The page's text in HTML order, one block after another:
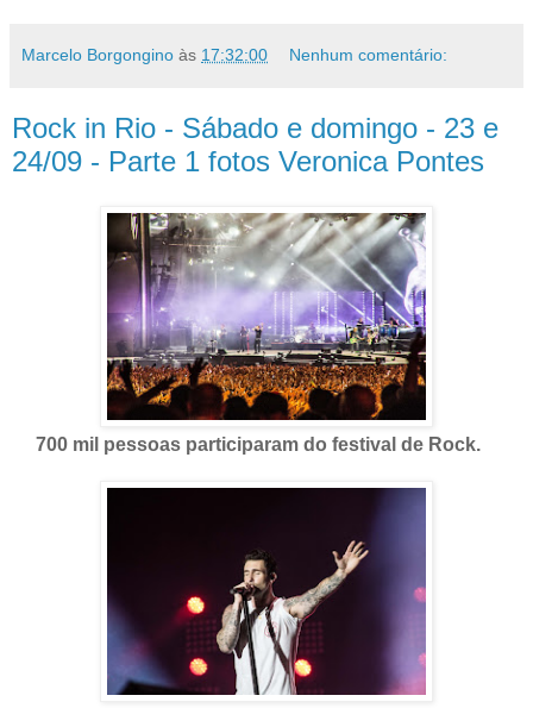
Marcelo Borgongino às 17:32:00 Nenhum comentário:
Rock in Rio - Sábado e domingo - 23 e
24/09 - Parte 1 fotos Veronica Pontes
700 mil pessoas participaram do festival de Rock.